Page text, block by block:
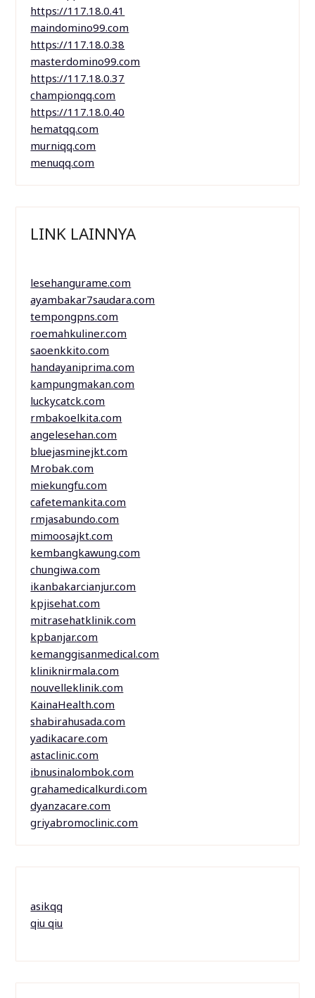
https://117.18.0.41
maindomino99.com
https://117.18.0.38
masterdomino99.com
https://117.18.0.37
championqq.com
https://117.18.0.40
hematqq.com
murniqq.com
menuqq.com
LINK LAINNYA
lesehangurame.com
ayambakar7saudara.com
tempongpns.com
roemahkuliner.com
saoenkkito.com
handayaniprima.com
kampungmakan.com
luckycatck.com
rmbakoelkita.com
angelesehan.com
bluejasminejkt.com
Mrobak.com
miekungfu.com
cafetemankita.com
rmjasabundo.com
mimoosajkt.com
kembangkawung.com
chungiwa.com
ikanbakarcianjur.com
kpjisehat.com
mitrasehatklinik.com
kpbanjar.com
kemanggisanmedical.com
kliniknirmala.com
nouvelleklinik.com
KainaHealth.com
shabirahusada.com
yadikacare.com
astaclinic.com
ibnusinalombok.com
grahamedicalkurdi.com
dyanzacare.com
griyabromoclinic.com
asikqq
qiu qiu